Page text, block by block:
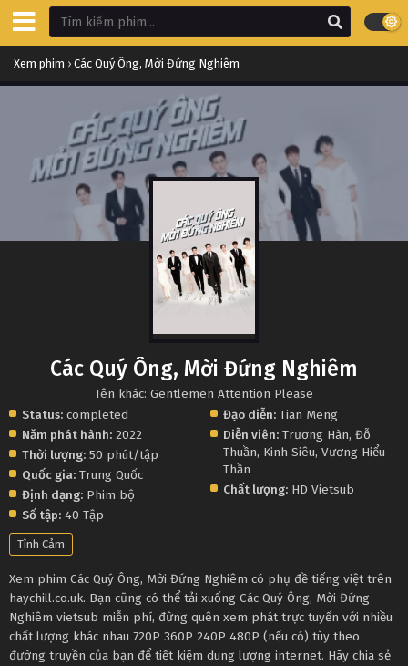
Xem phim › Các Quý Ông, Mời Đứng Nghiêm
Các Quý Ông, Mời Đứng Nghiêm
Tên khác: Gentlemen Attention Please
Status: completed
Năm phát hành: 2022
Thời lượng: 50 phút/tập
Quốc gia: Trung Quốc
Định dạng: Phim bộ
Số tập: 40 Tập
Đạo diễn: Tian Meng
Diễn viên: Trương Hàn,Đỗ
Thuần, Kinh Siêu,Vương Hiểu
Thần
Chất lượng: HD Vietsub
Tình Cảm
Xem phim Các Quý Ông, Mời Đứng Nghiêm có phụ đề tiếng việt trên
haychill.co.uk. Bạn cũng có thể tải xuống Các Quý Ông, Mời Đứng
Nghiêm vietsub miễn phí, đừng quên xem phát trực tuyến với nhiều
chất lượng khác nhau 720P 360P 240P 480P (nếu có) tùy theo
đường truyền của bạn để tiết kiệm dung lượng internet. Hãy chia sẻ